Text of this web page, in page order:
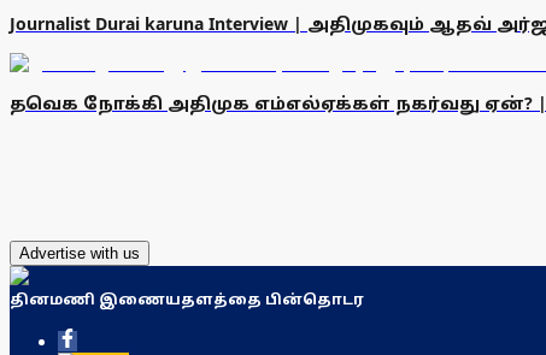
Journalist Durai karuna Interview | அதிமுகவும் ஆதவ்
தவெக நோக்கி அதிமுக எம்எல்ஏக்கள் நகர்வது ஏன்? | UN
Advertise with us
தினமணி இணையதளத்தை பின்தொடர